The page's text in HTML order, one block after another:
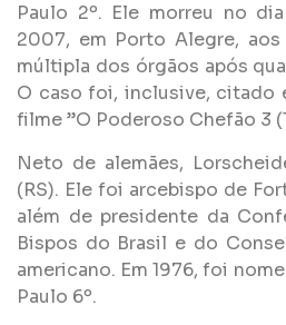
Paulo 2º. Ele morreu no
2007, em Porto Alegre,
múltipla dos órgãos após
O caso foi, inclusive, citado
filme ”O Poderoso Chefão 3
Neto de alemães,
(RS). Ele foi arcebispo de
além de presidente da
Bispos do Brasil e do
americano. Em 1976, foi
Paulo 6º.